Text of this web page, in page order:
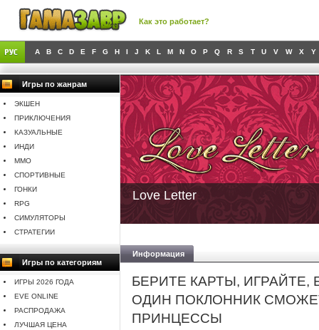
Как это работает?
A B C D E F G H I J K L M N O P Q R S T U V W X Y
Игры по жанрам
ЭКШЕН
ПРИКЛЮЧЕНИЯ
КАЗУАЛЬНЫЕ
ИНДИ
MMO
СПОРТИВНЫЕ
ГОНКИ
RPG
СИМУЛЯТОРЫ
СТРАТЕГИИ
Игры по категориям
ИГРЫ 2026 ГОДА
EVE ONLINE
РАСПРОДАЖА
ЛУЧШАЯ ЦЕНА
Love Letter
Информация
БЕРИТЕ КАРТЫ,
ОДИН ПОКЛОННИК
ПРИНЦЕССЫ